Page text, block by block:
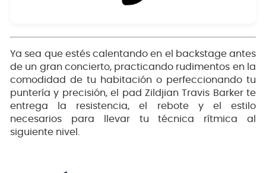
Ya sea que estés calentando en el backstage antes
de un gran concierto, practicando rudimentos en la
comodidad de tu habitación o perfeccionando tu
puntería y precisión, el pad Zildjian Travis Barker te
entrega la resistencia, el rebote y el estilo
necesarios para llevar tu técnica rítmica al
siguiente nivel.